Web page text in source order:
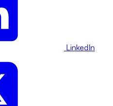
LinkedIn